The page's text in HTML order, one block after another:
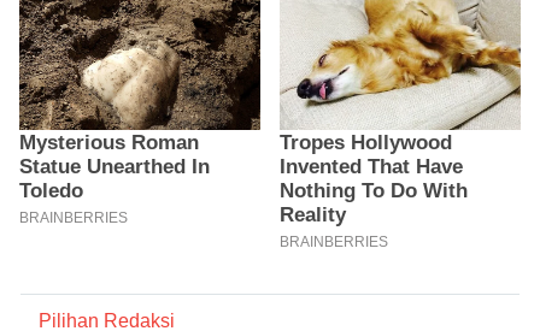
Pilihan Redaksi